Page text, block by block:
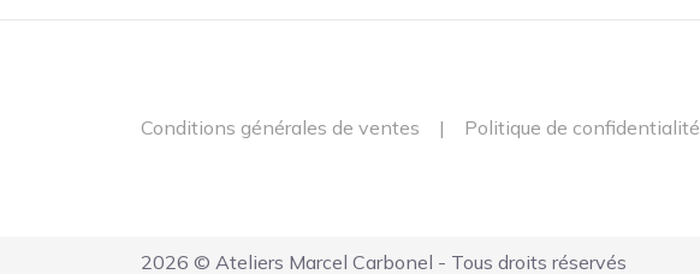
Conditions générales de ventes | Politique de confidentialité
2026 © Ateliers Marcel Carbonel - Tous droits réservés